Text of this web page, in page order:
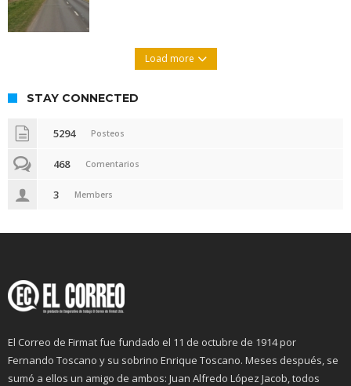
Load more
STAY CONNECTED
5294 Posteos
468 Comentarios
3 Members
El Correo de Firmat fue fundado el 11 de octubre de 1914 por
Fernando Toscano y su sobrino Enrique Toscano. Meses después, se
sumó a ellos un amigo de ambos: Juan Alfredo López Jacob, todos